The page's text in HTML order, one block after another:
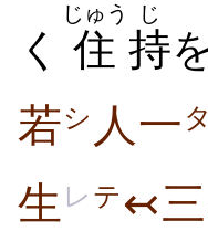
く 住
じゅう
持
じ
若シ 人一
生 レ テ ↢